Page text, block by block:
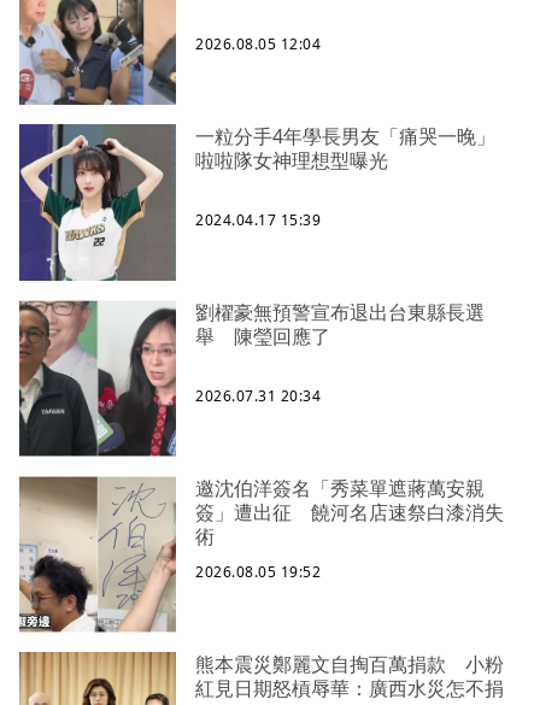
2026.08.05 12:04
一粒分手4年學長男友「痛哭一晚」
啦啦隊女神理想型曝光
2024.04.17 15:39
劉櫂豪無預警宣布退出台東縣長選
舉 陳瑩回應了
2026.07.31 20:34
邀沈伯洋簽名「秀菜單遮蔣萬安親
簽」遭出征 饒河名店速祭白漆消失
術
2026.08.05 19:52
熊本震災鄭麗文自掏百萬捐款 小粉
紅見日期怒槓辱華：廣西水災怎不捐